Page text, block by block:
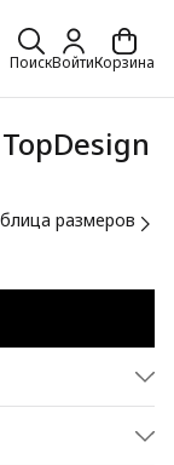
ПоискВойтиКорзина
размеров